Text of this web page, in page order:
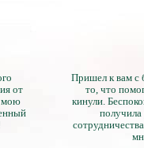
от
мою
Пришел к вам с
то, что
кинули.
получила